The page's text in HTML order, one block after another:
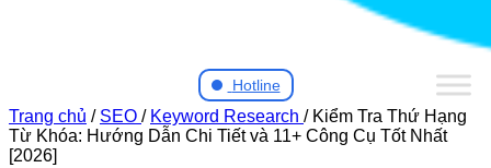
Hotline
Trang chủ / SEO / Keyword Research / Kiểm Tra Thứ Hạng
Từ Khóa: Hướng Dẫn Chi Tiết và 11+ Công Cụ Tốt Nhất
[2026]